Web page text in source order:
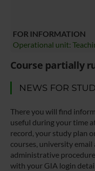
FOR INFORMATION
Operational unit:
Course partially
NEWS FOR
There you will find
useful during your time
record, your study plan
courses, university
administrative
with your GIA login